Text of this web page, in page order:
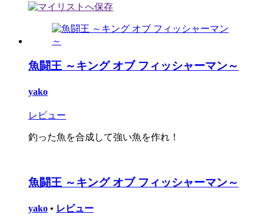
魚闘王 ～キング オブ フィッシャーマン～
yako
レビュー
釣った魚を合成して強い魚を作れ！
魚闘王 ～キング オブ フィッシャーマン～
yako • レビュー